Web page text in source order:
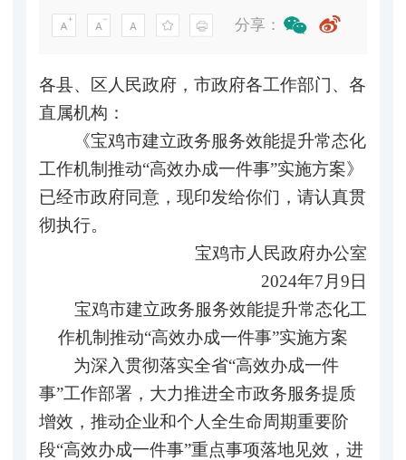
分享：
各县、区人民政府，市政府各工作部门、各
直属机构：
《宝鸡市建立政务服务效能提升常态化
工作机制推动“高效办成一件事”实施方案》
已经市政府同意，现印发给你们，请认真贯
彻执行。
宝鸡市人民政府办公室
2024年7月9日
宝鸡市建立政务服务效能提升常态化工
作机制推动“高效办成一件事”实施方案
为深入贯彻落实全省“高效办成一件
事”工作部署，大力推进全市政务服务提质
增效，推动企业和个人全生命周期重要阶
段“高效办成一件事”重点事项落地见效，进